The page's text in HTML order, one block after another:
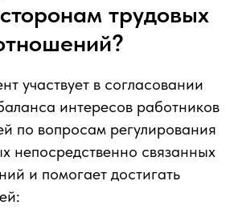
трудовых
участвует в согласовании
интересов работников
по вопросам регулирования
непосредственно связанных
и помогает достигать